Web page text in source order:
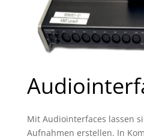
Mit Audiointerfaces lassen
Aufnahmen erstellen. In